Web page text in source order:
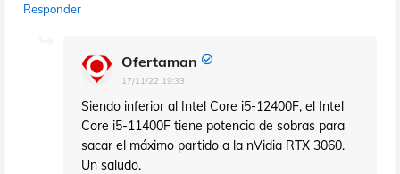
Responder
Ofertaman
17/11/22 19:33
Siendo inferior al Intel Core i5-12400F, el Intel
Core i5-11400F tiene potencia de sobras para
sacar el máximo partido a la nVidia RTX 3060.
Un saludo.